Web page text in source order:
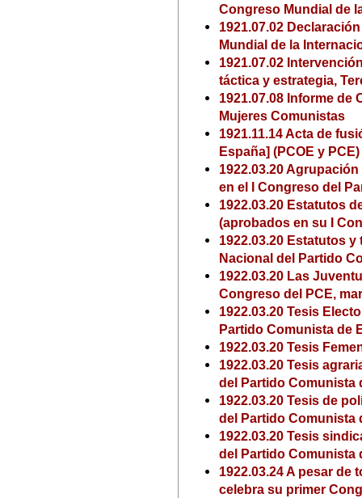
Congreso Mundial de
1921.07.02
Mundial de la
1921.07.02
táctica y estrategia,
1921.07.08 Informe de
Mujeres Comunistas
1921.11.14 Acta de
España] (PCOE y PCE)
1922.03.20
en el I Congreso del
1922.03.20 Estatutos
(aprobados en su I
1922.03.20 Estatutos
Nacional del Partido
1922.03.20 Las
Congreso del PCE,
1922.03.20 Tesis
Partido Comunista de
1922.03.20 Tesis
1922.03.20 Tesis
del Partido Comunista
1922.03.20 Tesis de
del Partido Comunista
1922.03.20 Tesis
del Partido Comunista
1922.03.24 A pesar
celebra su primer